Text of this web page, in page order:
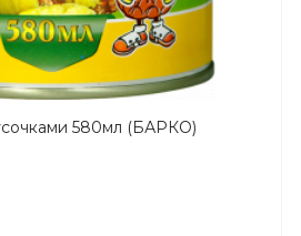
580мл (БАРКО)